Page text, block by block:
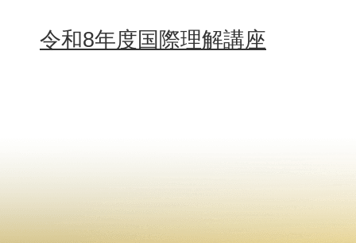
令和8年度国際理解講座